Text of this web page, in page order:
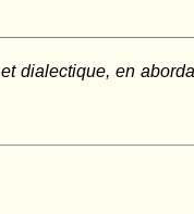
dialectique, en